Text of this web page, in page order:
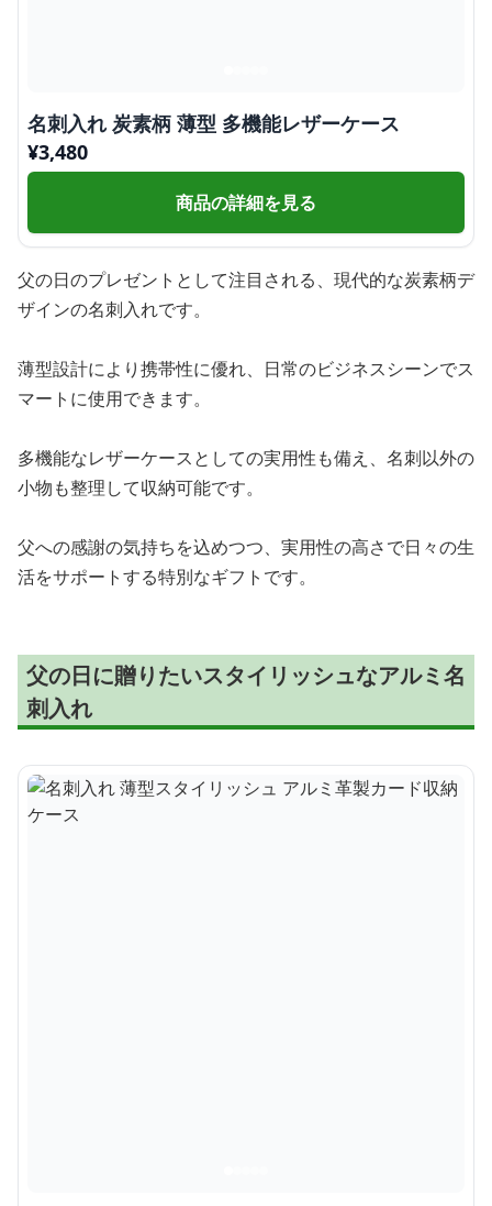
名刺入れ 炭素柄 薄型 多機能レザーケース
¥3,480
商品の詳細を見る
父の日のプレゼントとして注目される、現代的な炭素柄デ
ザインの名刺入れです。
薄型設計により携帯性に優れ、日常のビジネスシーンでス
マートに使用できます。
多機能なレザーケースとしての実用性も備え、名刺以外の
小物も整理して収納可能です。
父への感謝の気持ちを込めつつ、実用性の高さで日々の生
活をサポートする特別なギフトです。
父の日に贈りたいスタイリッシュなアルミ名
刺入れ